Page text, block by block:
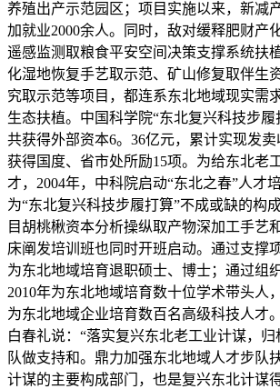
养殖出产示范园区；项目实施以来，新减
加就业2000余人。同时，敌对缓释肥财产
遥感监测取粮食平安空间决策支撑系统扶
化湿地恢复手艺取示范、矿山修复取伴生
究取示范等项目，都连系东北地域现实需
生态扶植。中国科学院“东北复兴科技步履
共获得外部资本6。36亿元，累计实现发卖
获得国度、省市处所励15项。为给东北老
才，2004年，中科院启动“东北之春”人才
为“东北复兴科技步履打算”不成或缺的构
目胡桃楸资本分析操纵取产物深加工手艺
床阐发培训班也同时开班启动。通过支撑
为东北地域培育退职硕士、博士；通过组
2010年为东北地域培育数十位学术带头人
为东北地域企业培育数百名高级科技人才
白春礼说：“落实复兴东北老工业计谋，
队做支持和。鼎力加强东北地域人才步队
计谋的主要构成部门，也是复兴东北计谋